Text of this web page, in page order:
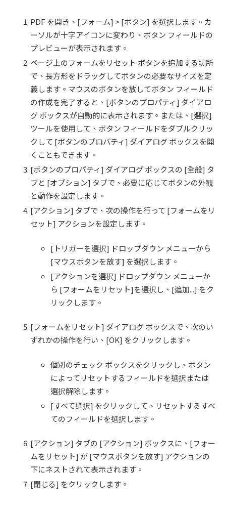
PDF を開き、[フォーム] > [ボタン] を選択します。カ
ーソルが十字アイコンに変わり、ボタン フィールドの
プレビューが表示されます。
ページ上のフォームをリセット ボタンを追加する場所
で、長方形をドラッグしてボタンの必要なサイズを定
義します。マウスのボタンを放してボタン フィールド
の作成を完了すると、[ボタンのプロパティ] ダイアロ
グ ボックスが自動的に表示されます。または、[選択]
ツールを使用して、ボタン フィールドをダブルクリッ
クして [ボタンのプロパティ] ダイアログ ボックスを開
くこともできます。
[ボタンのプロパティ] ダイアログ ボックスの [全般] タ
ブと [オプション] タブで、必要に応じてボタンの外観
と動作を設定します。
[アクション] タブで、次の操作を行って [フォームをリ
セット] アクションを設定します。
[トリガーを選択] ドロップダウン メニューから
[マウスボタンを放す] を選択します。
[アクションを選択] ドロップダウン メニューか
ら [フォームをリセット]を選択し、[追加...] をク
リックします。
[フォームをリセット] ダイアログ ボックスで、次のい
ずれかの操作を行い、[OK] をクリックします。
個別のチェック ボックスをクリックし、ボタン
によってリセットするフィールドを選択または
選択解除します。
[すべて選択] をクリックして、リセットするすべ
てのフィールドを選択します。
[アクション] タブの [アクション] ボックスに、[フォー
ムをリセット] が [マウスボタンを放す] アクションの
下にネストされて表示されます。
[閉じる] をクリックします。